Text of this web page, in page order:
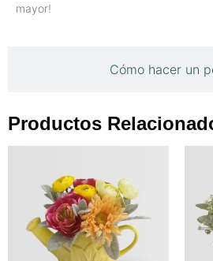
Cómo hacer un
mayor!
Productos